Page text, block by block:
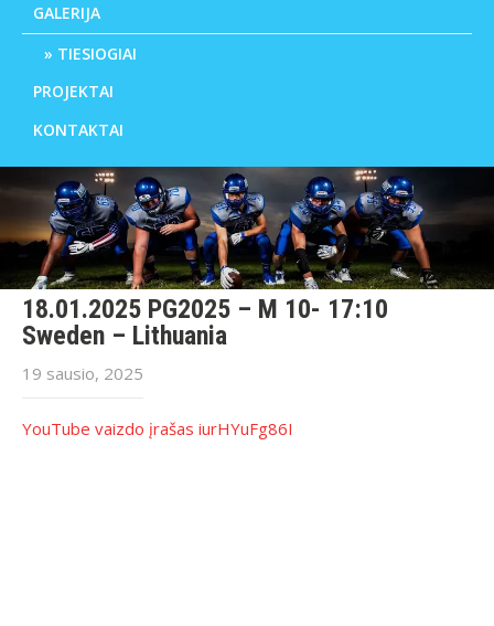
GALERIJA
TIESIOGIAI
PROJEKTAI
KONTAKTAI
18.01.2025 PG2025 – M 10- 17:10
Sweden – Lithuania
19 sausio, 2025
YouTube vaizdo įrašas iurHYuFg86I